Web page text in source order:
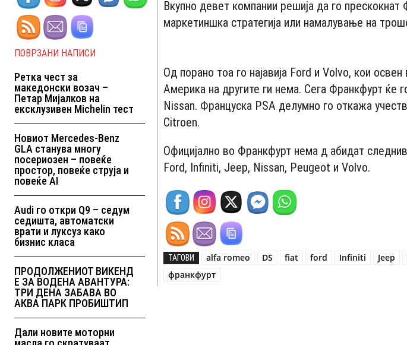
ПОВРЗАНИ НАПИСИ
Ретка чест за
македонски возач –
Петар Мијалков на
ексклузивен Michelin тест
Новиот Mercedes-Benz
GLA станува многу
посериозен – повеќе
простор, повеќе струја и
повеќе AI
Audi го откри Q9 – седум
седишта, автоматски
врати и луксуз како
бизнис класа
ПРОДОЛЖЕНИОТ ВИКЕНД
Е ЗА ВОДЕНА АВАНТУРА:
ТРИ ДЕНА ЗАБАВА ВО
АКВА ПАРК ПРОБИШТИП
Дали новите моторни
Вкупно девет компании решија да го прескокнат
маркетиншка стратегија или намалување на
Од порано тоа го најавија Ford и Volvo, кои
Америка на другите ги нема. Сега Франкфурт ќе
Nissan. Француска PSA делумно го откажа
Citroen.
Официјално во Франкфурт нема д абидат
Ford, Infiniti, Jeep, Nissan, Peugeot и Volvo.
ТАГОВИ alfa romeo DS fiat ford Infiniti Jeep
франкфурт